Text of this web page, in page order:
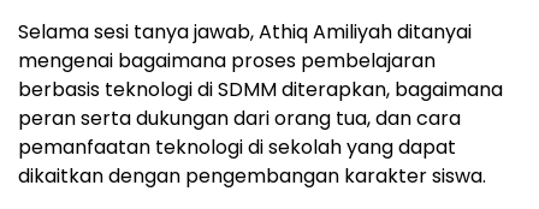
Selama sesi tanya jawab, Athiq Amiliyah ditanyai
mengenai bagaimana proses pembelajaran
berbasis teknologi di SDMM diterapkan, bagaimana
peran serta dukungan dari orang tua, dan cara
pemanfaatan teknologi di sekolah yang dapat
dikaitkan dengan pengembangan karakter siswa.